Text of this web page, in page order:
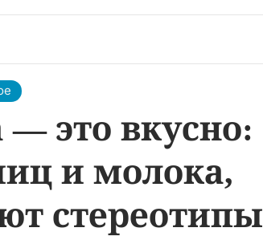
это вкусно:
и молока,
стереотипы